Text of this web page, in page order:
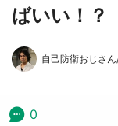
【8
太
ラ
ばいい！？
自己防衛おじさ
0